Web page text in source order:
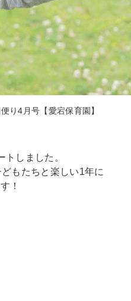
り4月号【愛宕保育園】
しました。
もたちと楽しい1年に
！